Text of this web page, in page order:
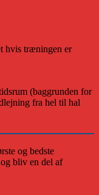
hvis træningen er
(baggrunden for
fra hel til hal
og bedste
bliv en del af